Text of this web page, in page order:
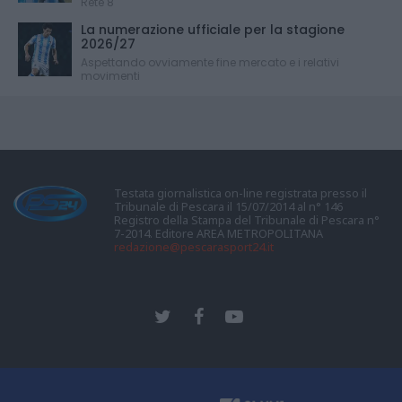
La numerazione ufficiale per la stagione
2026/27
Aspettando ovviamente fine mercato e i relativi
movimenti
Testata giornalistica on-line registrata presso il
Tribunale di Pescara il 15/07/2014 al n° 146
Registro della Stampa del Tribunale di Pescara n°
7-2014. Editore AREA METROPOLITANA
redazione@pescarasport24.it